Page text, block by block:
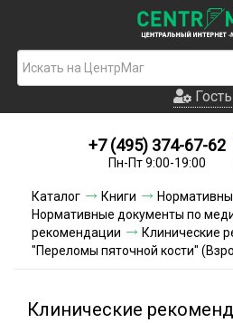
Гость
Новинки
Условия
Условия
Акции и
Гость
+7 (495) 374-67-62
Пн-Пт 9:00-19:00
Каталог Книги
Нормативные документы по
рекомендации
Клинические
"Переломы пяточной кости"
Клинические